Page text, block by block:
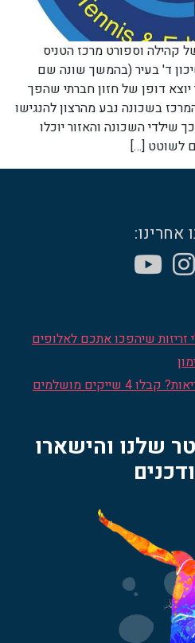
קהילה וספורט מרכז הטניס
נפתח בשנת 1989 בשיכון ד' בעיר (בהמשך שונה שם
יוצא דופן של חזון חברתי שהפך
בשכונה נבע מהרצון להנגישו
השכונה והאזור יוכלו
לשוטט […]
אחרינו:
מחפשים מתכון לשייק בריאות? קבלו 4 שייקים מושלמים
שלנו והישארו